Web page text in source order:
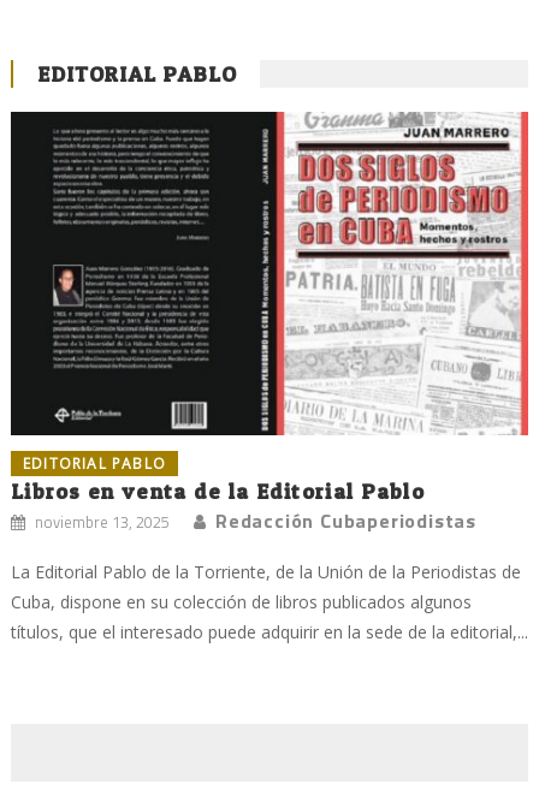
EDITORIAL PABLO
EDITORIAL PABLO
Libros en venta de la Editorial Pablo
noviembre 13, 2025 Redacción Cubaperiodistas
La Editorial Pablo de la Torriente, de la Unión de la Periodistas de
Cuba, dispone en su colección de libros publicados algunos
títulos, que el interesado puede adquirir en la sede de la editorial,...